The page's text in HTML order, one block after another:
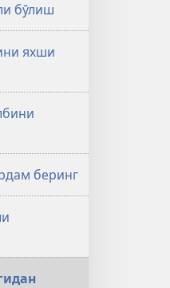
бўлиш
яхши
беринг